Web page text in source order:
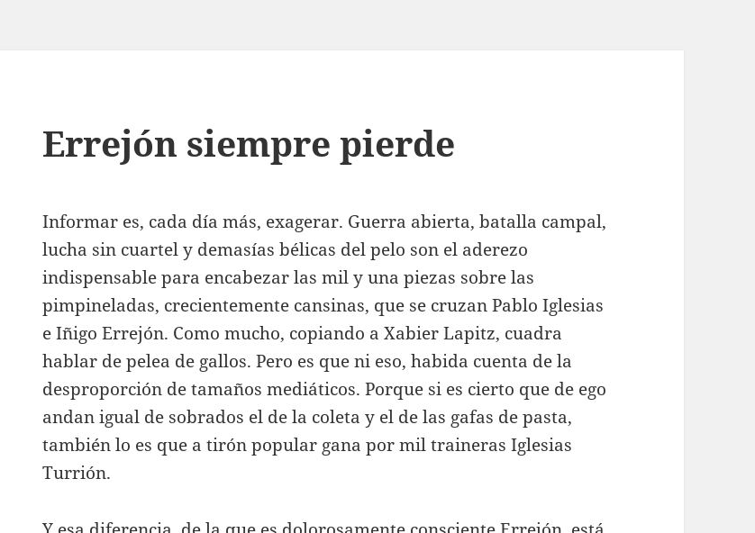
Errejón siempre pierde
Informar es, cada día más, exagerar. Guerra abierta, batalla campal,
lucha sin cuartel y demasías bélicas del pelo son el aderezo
indispensable para encabezar las mil y una piezas sobre las
pimpineladas, crecientemente cansinas, que se cruzan Pablo Iglesias
e Iñigo Errejón. Como mucho, copiando a Xabier Lapitz, cuadra
hablar de pelea de gallos. Pero es que ni eso, habida cuenta de la
desproporción de tamaños mediáticos. Porque si es cierto que de ego
andan igual de sobrados el de la coleta y el de las gafas de pasta,
también lo es que a tirón popular gana por mil traineras Iglesias
Turrión.